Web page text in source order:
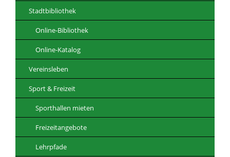
Stadtbibliothek
Online-Bibliothek
Online-Katalog
Vereinsleben
Sport & Freizeit
Sporthallen mieten
Freizeitangebote
Lehrpfade